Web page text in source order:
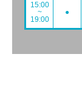
15:00
~
19:00
●